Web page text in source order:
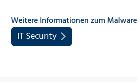
Weitere Informationen zum
IT Security